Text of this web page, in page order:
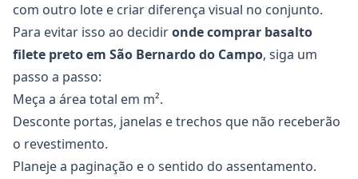
com outro lote e criar diferença visual no conjunto.
Para evitar isso ao decidironde comprar basalto
filete preto em São Bernardo do Campo, siga um
passo a passo:
Meça a área total em m².
Desconte portas, janelas e trechos que não receberão
o revestimento.
Planeje a paginação e o sentido do assentamento.